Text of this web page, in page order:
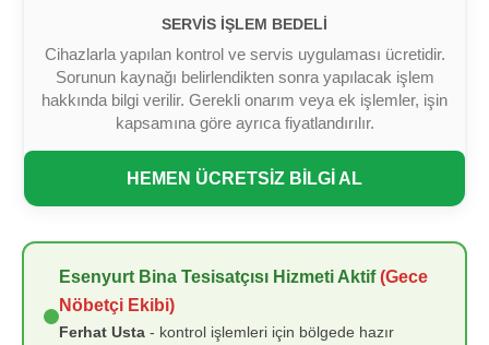
SERVIS İŞLEM BEDELI
Cihazlarla yapılan kontrol ve servis uygulaması ücretidir.
Sorunun kaynağı belirlendikten sonra yapılacak işlem
hakkında bilgi verilir. Gerekli onarım veya ek işlemler, işin
kapsamına göre ayrıca fiyatlandırılır.
HEMEN ÜCRETSİZ BİLGİ AL
Esenyurt Bina Tesisatçısı Hizmeti Aktif(Gece
Nöbetçi Ekibi)
Ferhat Usta - kontrol işlemleri için bölgede hazır